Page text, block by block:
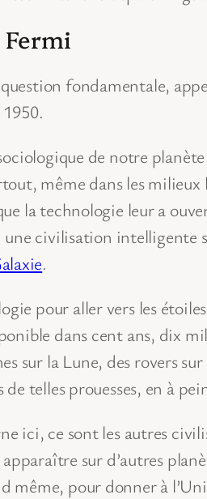
Fermi
fondamentale,
de notre
même dans les
la technologie leur a
: une civilisation
.
pour aller vers les
dans cent ans, dix
sur la Lune, des rovers
de telles prouesses, en à
ici, ce sont les autres
sur d’autres
même, pour donner à